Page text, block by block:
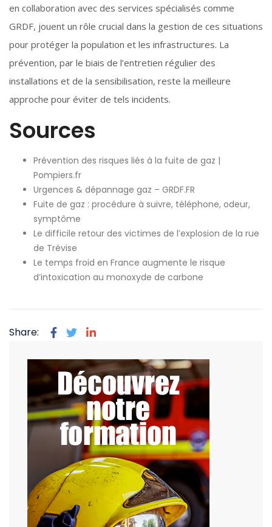
en collaboration avec des services spécialisés comme
GRDF, jouent un rôle crucial dans la gestion de ces situations
pour protéger la population et les infrastructures. La
prévention, par le biais de l’entretien régulier des
installations et de la sensibilisation, reste la meilleure
approche pour éviter de tels incidents.
Sources
Prévention des risques liés à la fuite de gaz |
Pompiers.fr
Urgences & dépannage gaz – GRDF.FR
Fuite de gaz : procédure à suivre, téléphone, odeur,
symptôme
Le difficile retour des victimes de l’explosion de la rue
de Trévise
Le temps froid en France augmente le risque
d’intoxication au monoxyde de carbone
Share: